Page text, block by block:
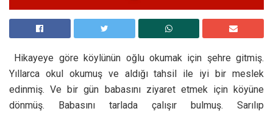
Hikayeye göre köylünün oğlu okumak için şehre gitmiş.
Yıllarca okul okumuş ve aldığı tahsil ile iyi bir meslek
edinmiş. Ve bir gün babasını ziyaret etmek için köyüne
dönmüş. Babasını tarlada çalışır bulmuş. Sarılıp